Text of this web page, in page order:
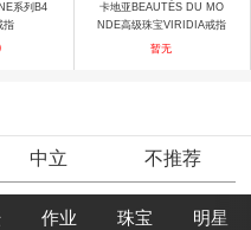
系列B4
指
卡地亚BEAUTÉS DU MO
NDE高级珠宝VIRIDIA戒指
戒指
暂无
中立 不推荐
作业 珠宝 明星